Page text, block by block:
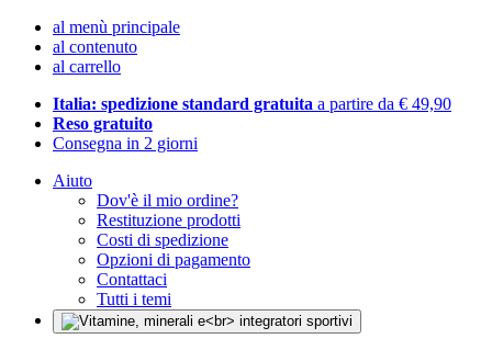
al menù principale
al contenuto
al carrello
Italia: spedizione standard gratuita a partire da € 49,90
Reso gratuito
Consegna in 2 giorni
Aiuto
Dov'è il mio ordine?
Restituzione prodotti
Costi di spedizione
Opzioni di pagamento
Contattaci
Tutti i temi